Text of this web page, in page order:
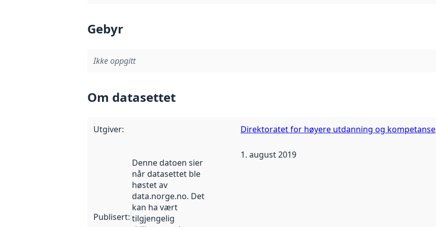
Gebyr
Ikke oppgitt
Om datasettet
Utgiver: Direktoratet for høyere utdanning og kompetanse
Publisert:
Denne datoen sier
når datasettet ble
høstet av
data.norge.no. Det
kan ha vært
tilgjengelig
1. august 2019